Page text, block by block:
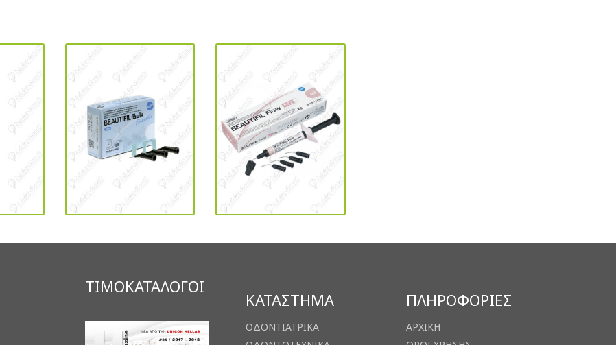
ΤΙΜΟΚΑΤΑΛΟΓΟΙ
ΚΑΤΑΣΤΗΜΑ
ΟΔΟΝΤΙΑΤΡΙΚΑ
ΠΛΗΡΟΦΟΡΙΕΣ
ΑΡΧΙΚΗ